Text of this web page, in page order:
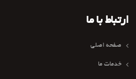
ارتباط با ما
صفحه اصلی
خدمات ما